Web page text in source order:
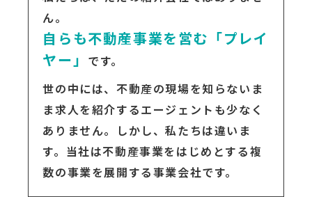
ん。
自らも不動産事業を営む「プレイ
ヤー」 です。
世の中には、不動産の現場を知らないま
ま求人を紹介するエージェントも少なく
ありません。しかし、私たちは違いま
す。当社は不動産事業をはじめとする複
数の事業を展開する事業会社です。